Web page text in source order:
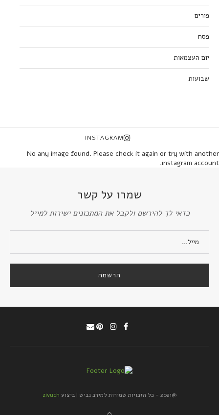
פורים
פסח
יום העצמאות
שבועות
INSTAGRAM
No any image found. Please check it again or try with another
instagram account.
שמרו על קשר
כדאי לך להירשם ולקבל את המתכונים ישירות למייל
@2021 - כל הזכויות שמורות למירב גביש | ביצוע zivuch